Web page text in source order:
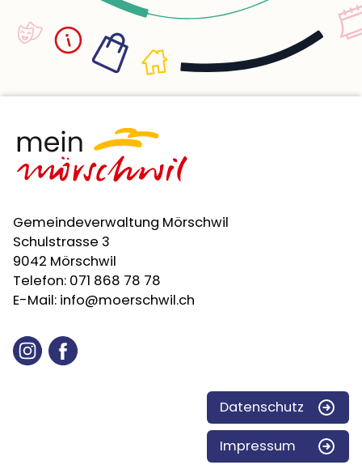
Gemeindeverwaltung Mörschwil
Schulstrasse 3
9042 Mörschwil
Telefon: 071 868 78 78
E-Mail: info@moerschwil.ch
InstagramFacebook
Datenschutz
Impressum